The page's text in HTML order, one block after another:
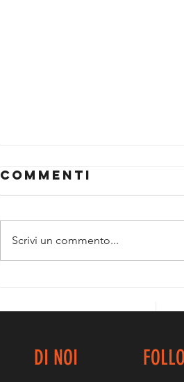
ALTRO
TASSELLO!
Commenti
Scrivi un commento...
DI NOI